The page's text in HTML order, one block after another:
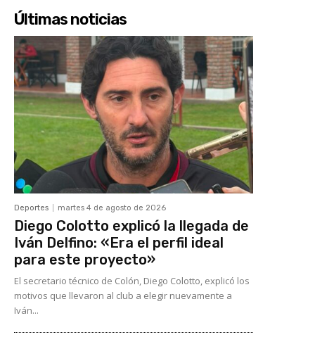
Últimas noticias
Deportes martes 4 de agosto de 2026
Diego Colotto explicó la llegada de
Iván Delfino: «Era el perfil ideal
para este proyecto»
El secretario técnico de Colón, Diego Colotto, explicó los
motivos que llevaron al club a elegir nuevamente a
Iván...